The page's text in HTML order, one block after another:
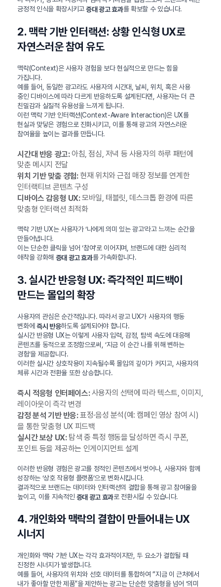
긍정적 인식을 확장시키고증대 광고 효과를 확보할 수 있습니다.
2. 맥락 기반 인터랙션: 상황 인식형 UX로
자연스러운 참여 유도
맥락(Context)은 사용자 경험을 보다 현실적으로 만드는 힘을
가집니다.
예를 들어, 동일한 광고라도 사용자의 시간대, 날씨, 위치, 혹은 사용
중인 디바이스에 따라 다르게 반응하도록 설계된다면, 사용자는 더 큰
친밀감과 실질적 유용성을 느끼게 됩니다.
이런 맥락 기반 인터랙션(Context-Aware Interaction)은 UX를
현실과 맞닿은 경험으로 진화시키고, 이를 통해 광고의 자연스러운
참여율을 높이는 결과를 만듭니다.
시간대 반응 광고:아침, 점심, 저녁 등 사용자의 하루 패턴에
맞춘 메시지 전달
위치 기반 맞춤 경험:현재 위치와 근접 매장 정보를 연계한
인터랙티브 콘텐츠 구성
디바이스 감응형 UX:모바일, 태블릿, 데스크톱 환경에 따른
맞춤형 인터랙션 최적화
맥락 기반 UX는 사용자가 ‘나에게 의미 있는 광고’라고 느끼는 순간을
만들어냅니다.
이는 단순한 클릭을 넘어 ‘참여’로 이어지며, 브랜드에 대한 심리적
애착을 강화해 증대 광고 효과를 가속화합니다.
3. 실시간 반응형 UX: 즉각적인 피드백이
만드는 몰입의 확장
사용자의 관심은 순간적입니다. 따라서 광고 UX가 사용자의 행동
변화에 즉시 반응하도록 설계되어야 합니다.
실시간 반응형 UX는 이렇게 사용자 입력, 감정, 탐색 속도에 대응해
콘텐츠를 동적으로 조정함으로써, ‘지금 이 순간 나를 위해 변하는
경험’을 제공합니다.
이러한 실시간 상호작용이 지속될수록 몰입의 깊이가 커지고, 사용자의
체류 시간과 전환율 또한 상승합니다.
즉시 적응형 인터페이스:사용자의 선택에 따라 텍스트, 이미지,
레이아웃이 즉각 변경
감정 분석 기반 반응:표정·음성 분석(예: 캠페인 영상 참여 시)
을 통한 맞춤형 UX 피드백
실시간 보상 UX:탐색 중 특정 행동을 달성하면 즉시 쿠폰,
포인트 등을 제공하는 인게이지먼트 설계
이러한 반응형 경험은 광고를 정적인 콘텐츠에서 벗어나, 사용자와 함께
성장하는 ‘상호 작용형 플랫폼’으로 변화시킵니다.
결과적으로 브랜드는 데이터와 인터랙션의 결합을 통해 광고 참여율을
높이고, 이를 지속적인 증대 광고 효과로 전환시킬 수 있습니다.
4. 개인화와 맥락의 결합이 만들어내는 UX
시너지
개인화와 맥락 기반 UX는 각각 효과적이지만, 두 요소가 결합될 때
진정한 시너지가 발생합니다.
예를 들어, 사용자의 위치와 선호 데이터를 통합하여 “지금 이 근처에서
내가 좋아할 만한 제품”을 제안하는 광고는 단순한 맞춤형을 넘어 ‘의미